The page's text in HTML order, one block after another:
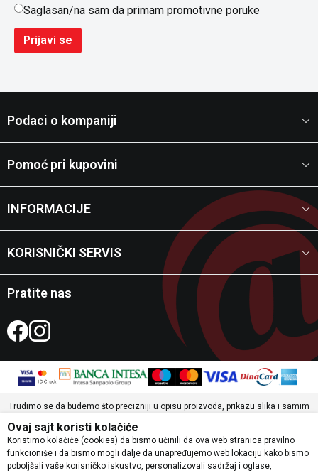
Saglasan/na sam da primam promotivne poruke
Prijavi se
Podaci o kompaniji
Pomoć pri kupovini
INFORMACIJE
KORISNIČKI SERVIS
Pratite nas
Trudimo se da budemo što precizniji u opisu proizvoda, prikazu slika i samim
grešaka. Svi artikli prikazani na sajtu su deo naše ponude i ne podrazumevaju da
su dostupni u svakom trenutku.
©2026www.etsport.rs Powered byNB SOFTSva prava zadržana.
Ovaj sajt koristi kolačiće
Koristimo kolačiće (cookies) da bismo učinili da ova web stranica pravilno
funkcioniše i da bismo mogli dalje da unapređujemo web lokaciju kako bismo
poboljšali vaše korisničko iskustvo, personalizovali sadržaj i oglase,